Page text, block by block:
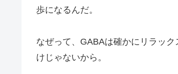
歩になるんだ。
なぜって、GABAは確かにリラッ
けじゃないから。